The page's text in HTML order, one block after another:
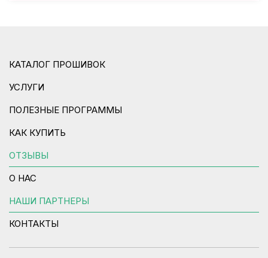
КАТАЛОГ ПРОШИВОК
УСЛУГИ
ПОЛЕЗНЫЕ ПРОГРАММЫ
КАК КУПИТЬ
ОТЗЫВЫ
О НАС
НАШИ ПАРТНЕРЫ
КОНТАКТЫ